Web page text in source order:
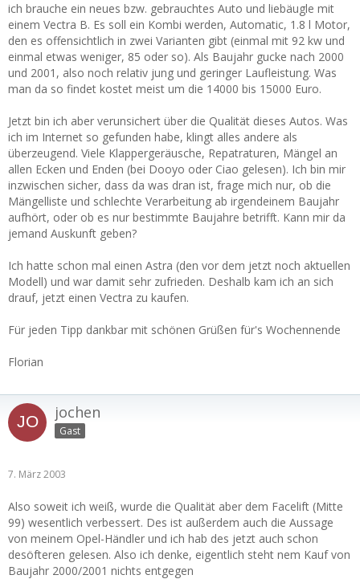
ich brauche ein neues bzw. gebrauchtes Auto und liebäugle mit
einem Vectra B. Es soll ein Kombi werden, Automatic, 1.8 l Motor,
den es offensichtlich in zwei Varianten gibt (einmal mit 92 kw und
einmal etwas weniger, 85 oder so). Als Baujahr gucke nach 2000
und 2001, also noch relativ jung und geringer Laufleistung. Was
man da so findet kostet meist um die 14000 bis 15000 Euro.
Jetzt bin ich aber verunsichert über die Qualität dieses Autos. Was
ich im Internet so gefunden habe, klingt alles andere als
überzeugend. Viele Klappergeräusche, Repatraturen, Mängel an
allen Ecken und Enden (bei Dooyo oder Ciao gelesen). Ich bin mir
inzwischen sicher, dass da was dran ist, frage mich nur, ob die
Mängelliste und schlechte Verarbeitung ab irgendeinem Baujahr
aufhört, oder ob es nur bestimmte Baujahre betrifft. Kann mir da
jemand Auskunft geben?
Ich hatte schon mal einen Astra (den vor dem jetzt noch aktuellen
Modell) und war damit sehr zufrieden. Deshalb kam ich an sich
drauf, jetzt einen Vectra zu kaufen.
Für jeden Tipp dankbar mit schönen Grüßen für's Wochennende
Florian
jochen
Gast
7. März 2003
Also soweit ich weiß, wurde die Qualität aber dem Facelift (Mitte
99) wesentlich verbessert. Des ist außerdem auch die Aussage
von meinem Opel-Händler und ich hab des jetzt auch schon
desöfteren gelesen. Also ich denke, eigentlich steht nem Kauf von
Baujahr 2000/2001 nichts entgegen